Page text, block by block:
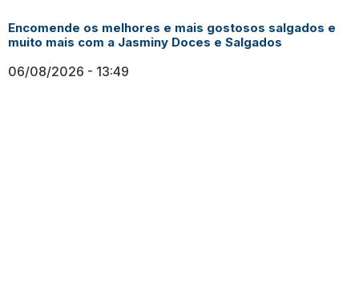
Encomende os melhores e mais gostosos salgados e
muito mais com a Jasminy Doces e Salgados
06/08/2026 13:49